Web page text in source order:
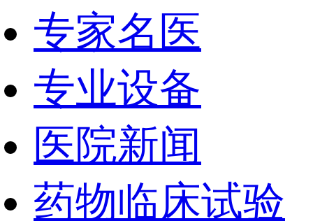
专家名医
专业设备
医院新闻
药物临床试验